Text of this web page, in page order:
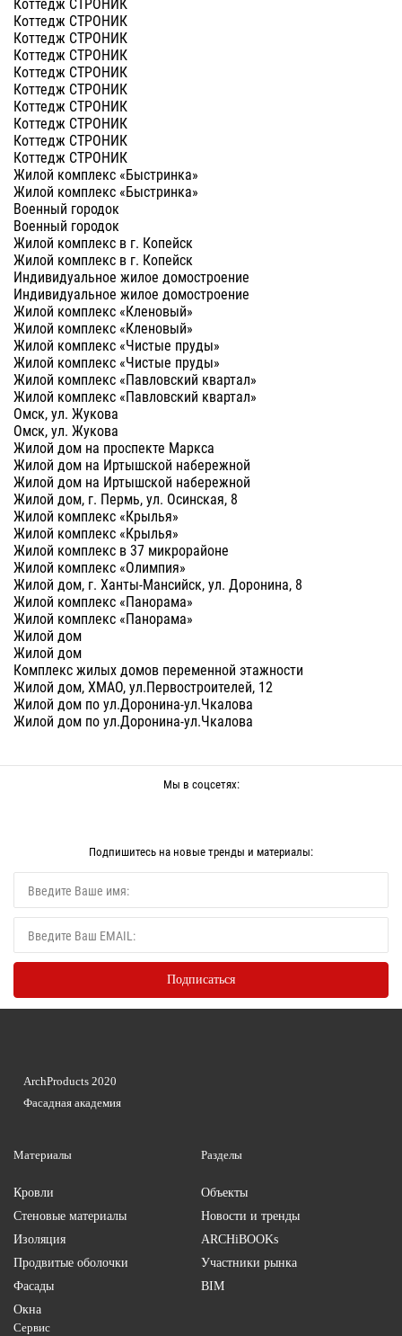
Коттедж СТРОНИК
Коттедж СТРОНИК
Коттедж СТРОНИК
Коттедж СТРОНИК
Коттедж СТРОНИК
Коттедж СТРОНИК
Коттедж СТРОНИК
Коттедж СТРОНИК
Коттедж СТРОНИК
Жилой комплекс «Быстринка»
Жилой комплекс «Быстринка»
Военный городок
Военный городок
Жилой комплекс в г. Копейск
Жилой комплекс в г. Копейск
Индивидуальное жилое домостроение
Индивидуальное жилое домостроение
Жилой комплекс «Кленовый»
Жилой комплекс «Кленовый»
Жилой комплекс «Чистые пруды»
Жилой комплекс «Чистые пруды»
Жилой комплекс «Павловский квартал»
Жилой комплекс «Павловский квартал»
Омск, ул. Жукова
Омск, ул. Жукова
Жилой дом на проспекте Маркса
Жилой дом на Иртышской набережной
Жилой дом на Иртышской набережной
Жилой дом, г. Пермь, ул. Осинская, 8
Жилой комплекс «Крылья»
Жилой комплекс «Крылья»
Жилой комплекс в 37 микрорайоне
Жилой комплекс «Олимпия»
Жилой дом, г. Ханты-Мансийск, ул. Доронина, 8
Жилой комплекс «Панорама»
Жилой комплекс «Панорама»
Жилой дом
Жилой дом
Комплекс жилых домов переменной этажности
Жилой дом, ХМАО, ул.Первостроителей, 12
Жилой дом по ул.Доронина-ул.Чкалова
Жилой дом по ул.Доронина-ул.Чкалова
Мы в соцсетях:
Подпишитесь на новые тренды и материалы:
Материалы
Кровли
Стеновые материалы
Изоляция
Продвитые оболочки
Фасады
Окна
Разделы
Объекты
Новости и тренды
ARCHiBOOKs
Участники рынка
BIM
Сервис
ArchProducts 2020
Фасадная академия